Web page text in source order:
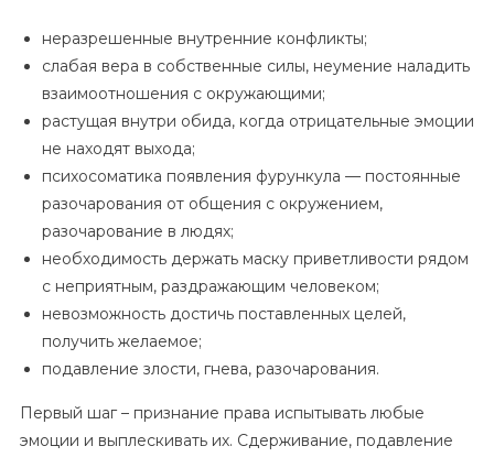
неразрешенные внутренние конфликты;
слабая вера в собственные силы, неумение наладить
взаимоотношения с окружающими;
растущая внутри обида, когда отрицательные эмоции
не находят выхода;
психосоматика появления фурункула — постоянные
разочарования от общения с окружением,
разочарование в людях;
необходимость держать маску приветливости рядом
с неприятным, раздражающим человеком;
невозможность достичь поставленных целей,
получить желаемое;
подавление злости, гнева, разочарования.
Первый шаг – признание права испытывать любые
эмоции и выплескивать их. Сдерживание, подавление